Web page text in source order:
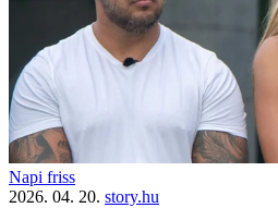
Napi friss
2026. 04. 20. story.hu